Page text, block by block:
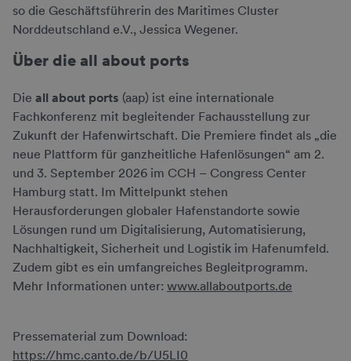
so die Geschäftsführerin des Maritimes Cluster
Norddeutschland e.V., Jessica Wegener.
Über die all about ports
Die all about ports (aap) ist eine internationale
Fachkonferenz mit begleitender Fachausstellung zur
Zukunft der Hafenwirtschaft. Die Premiere findet als „die
neue Plattform für ganzheitliche Hafenlösungen“ am 2.
und 3. September 2026 im CCH – Congress Center
Hamburg statt. Im Mittelpunkt stehen
Herausforderungen globaler Hafenstandorte sowie
Lösungen rund um Digitalisierung, Automatisierung,
Nachhaltigkeit, Sicherheit und Logistik im Hafenumfeld.
Zudem gibt es ein umfangreiches Begleitprogramm.
Mehr Informationen unter: www.allaboutports.de
Pressematerial zum Download:
https://hmc.canto.de/b/U5LI0